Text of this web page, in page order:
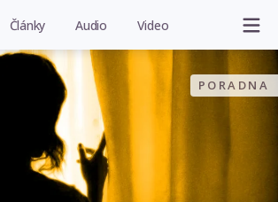
Články Audio Video
PORADNA